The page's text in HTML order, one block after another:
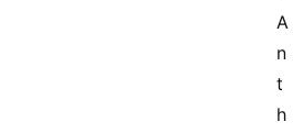
A
n
t
h